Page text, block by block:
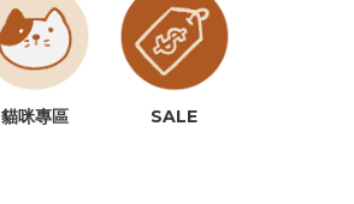
貓咪專區 SALE